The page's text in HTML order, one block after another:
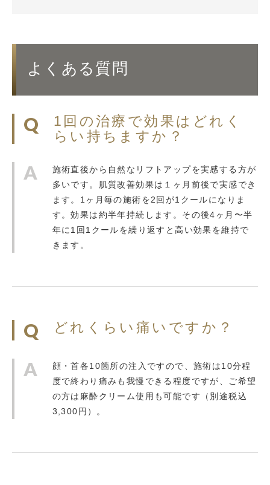
よくある質問
1回の治療で効果はどれく
らい持ちますか？
施術直後から自然なリフトアップを実感する方が
多いです。肌質改善効果は１ヶ月前後で実感でき
ます。1ヶ月毎の施術を2回が1クールになりま
す。効果は約半年持続します。その後4ヶ月〜半
年に1回1クールを繰り返すと高い効果を維持で
きます。
どれくらい痛いですか？
顔・首各10箇所の注入ですので、施術は10分程
度で終わり痛みも我慢できる程度ですが、ご希望
の方は麻酔クリーム使用も可能です（別途税込
3,300円）。